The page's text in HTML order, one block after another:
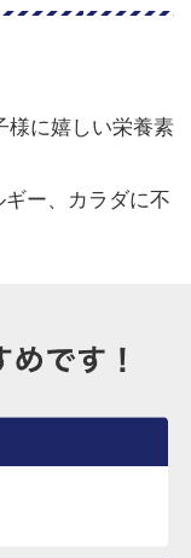
様に嬉しい栄養素
ー、カラダに不